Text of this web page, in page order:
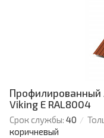
Профилированный
Viking E RAL8004
Срок службы: 40
коричневый